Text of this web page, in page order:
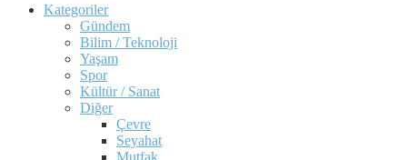
Kategoriler
Gündem
Bilim / Teknoloji
Yaşam
Spor
Kültür / Sanat
Diğer
Çevre
Seyahat
Mutfak